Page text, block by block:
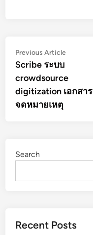
Post
navigation
Previous ArticlePrevious
Scribe ระบบ
crowdsource
digitization เอกสาร
จดหมายเหตุ
Search
Recent Posts